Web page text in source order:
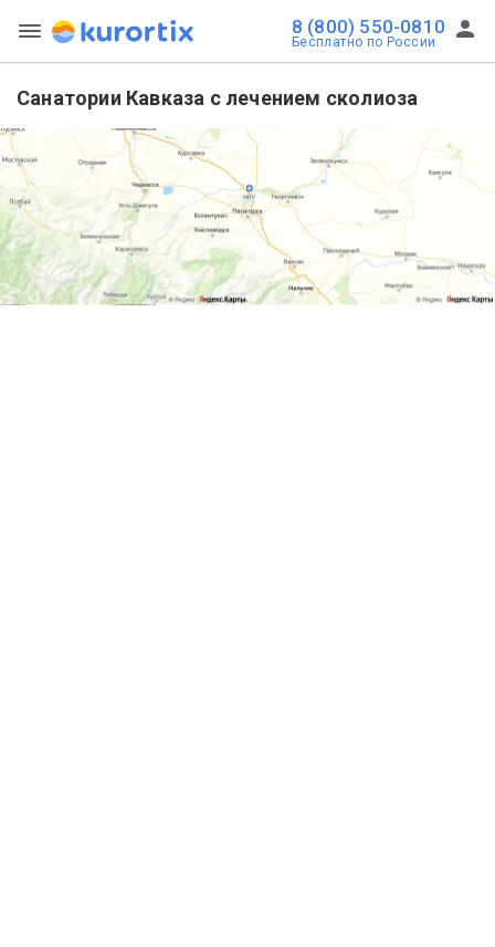
8 (800) 550-0810
Бесплатно по России
Санатории Кавказа с лечением сколиоза